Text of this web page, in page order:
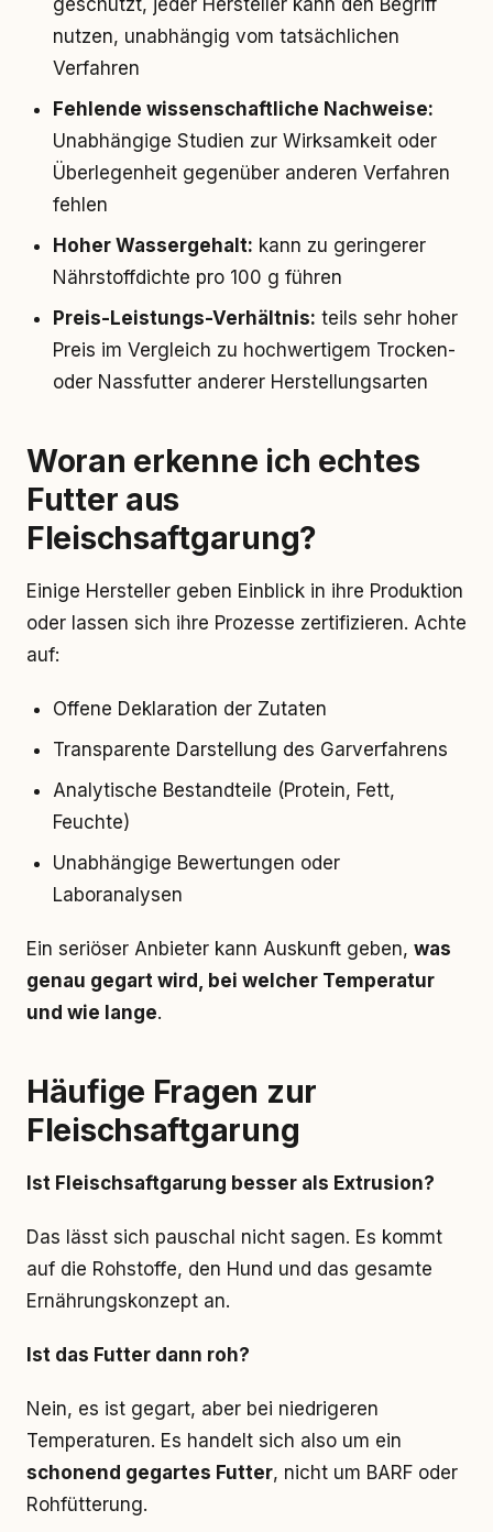
geschützt, jeder Hersteller kann den Begriff
nutzen, unabhängig vom tatsächlichen
Verfahren
Fehlende wissenschaftliche Nachweise:
Unabhängige Studien zur Wirksamkeit oder
Überlegenheit gegenüber anderen Verfahren
fehlen
Hoher Wassergehalt: kann zu geringerer
Nährstoffdichte pro 100 g führen
Preis-Leistungs-Verhältnis: teils sehr hoher
Preis im Vergleich zu hochwertigem Trocken-
oder Nassfutter anderer Herstellungsarten
Woran erkenne ich echtes
Futter aus
Fleischsaftgarung?
Einige Hersteller geben Einblick in ihre Produktion
oder lassen sich ihre Prozesse zertifizieren. Achte
auf:
Offene Deklaration der Zutaten
Transparente Darstellung des Garverfahrens
Analytische Bestandteile (Protein, Fett,
Feuchte)
Unabhängige Bewertungen oder
Laboranalysen
Ein seriöser Anbieter kann Auskunft geben, was
genau gegart wird, bei welcher Temperatur
und wie lange.
Häufige Fragen zur
Fleischsaftgarung
Ist Fleischsaftgarung besser als Extrusion?
Das lässt sich pauschal nicht sagen. Es kommt
auf die Rohstoffe, den Hund und das gesamte
Ernährungskonzept an.
Ist das Futter dann roh?
Nein, es ist gegart, aber bei niedrigeren
Temperaturen. Es handelt sich also um ein
schonend gegartes Futter, nicht um BARF oder
Rohfütterung.